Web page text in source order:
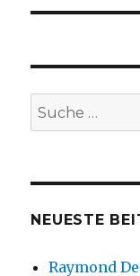
Suche
nach:
NEUESTE
Raymond